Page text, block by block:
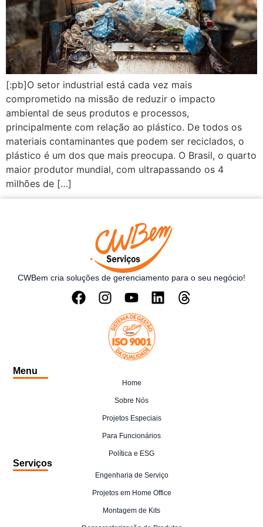
[:pb]O setor industrial está cada vez mais
comprometido na missão de reduzir o impacto
ambiental de seus produtos e processos,
principalmente com relação ao plástico. De todos os
materiais contaminantes que podem ser reciclados, o
plástico é um dos que mais preocupa. O Brasil, o quarto
maior produtor mundial, com ultrapassando os 4
milhões de […]
CWBem cria soluções de gerenciamento para o seu negócio!
Menu
Home
Sobre Nós
Projetos Especiais
Para Funcionários
Política e ESG
Serviços
Engenharia de Serviço
Projetos em Home Office
Montagem de Kits